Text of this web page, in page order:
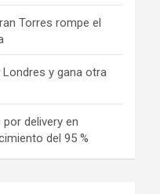
Torres rompe el
Londres y gana otra
delivery en
del 95 %